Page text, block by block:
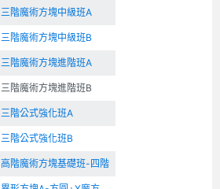
三階魔術方塊中級班A
三階魔術方塊中級班B
三階魔術方塊進階班A
三階魔術方塊進階班B
三階公式強化班A
三階公式強化班B
高階魔術方塊基礎班-四階